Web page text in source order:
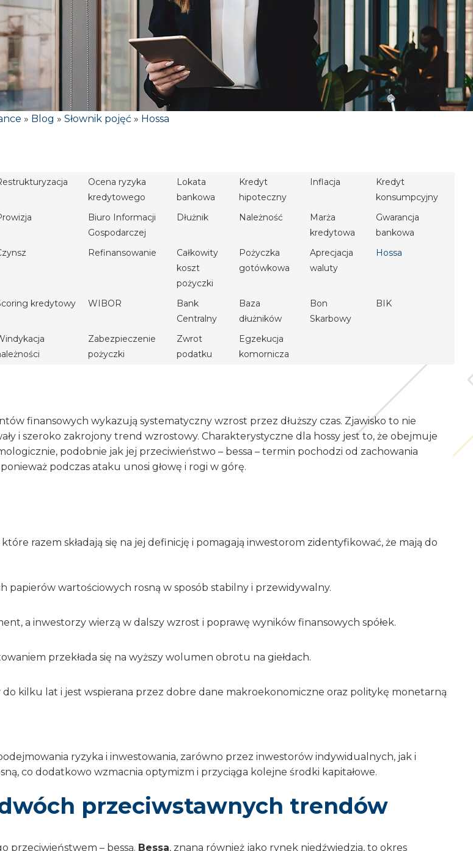
» Blog » Słownik pojęć» Hossa
Ocena ryzyka
kredytowego
Lokata
bankowa
Kredyt
hipoteczny
Inflacja
Kredyt
konsumpcyjny
Biuro Informacji
Gospodarczej
Dłużnik Należność
Marża
kredytowa
Gwarancja
bankowa
Refinansowanie
Całkowity
koszt
pożyczki
Pożyczka
gotówkowa
Aprecjacja
waluty
Hossa
kredytowy WIBOR
Bank
Centralny
Baza
dłużników
Bon
Skarbowy
BIK
Zabezpieczenie
pożyczki
Zwrot
podatku
Egzekucja
komornicza
finansowych wykazują systematyczny wzrost przez dłuższy czas. Zjawisko to nie
i szeroko zakrojony trend wzrostowy. Charakterystyczne dla hossy jest to, że obejmuje
podobnie jak jej przeciwieństwo – bessa – termin pochodzi od zachowania
podczas ataku unosi głowę i rogi w górę.
razem składają się na jej definicję i pomagają inwestorom zidentyfikować, że mają do
papierów wartościowych rosną w sposób stabilny i przewidywalny.
a inwestorzy wierzą w dalszy wzrost i poprawę wyników finansowych spółek.
przekłada się na wyższy wolumen obrotu na giełdach.
do kilku lat i jest wspierana przez dobre dane makroekonomiczne oraz politykę monetarną
ryzyka i inwestowania, zarówno przez inwestorów indywidualnych, jak i
co dodatkowo wzmacnia optymizm i przyciąga kolejne środki kapitałowe.
przeciwstawnych trendów
przeciwieństwem – bessą. Bessa, znana również jako rynek niedźwiedzia, to okres